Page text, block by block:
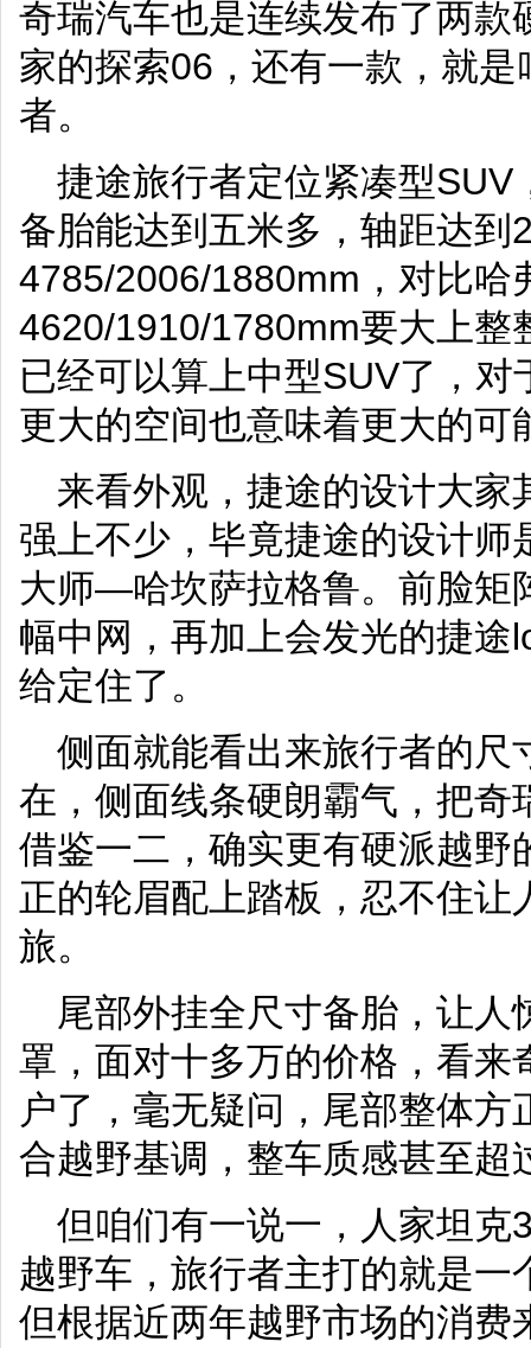
奇瑞汽车也是连续发布了两款
家的探索06，还有一款，就
者。
捷途旅行者定位紧凑型
备胎能达到五米多，轴距达到
4785/2006/1880mm，对比哈
4620/1910/1780mm要大上整
已经可以算上中型SUV了，
更大的空间也意味着更大的可
来看外观，捷途的设计大家
强上不少，毕竟捷途的设计师
大师—哈坎萨拉格鲁。前脸矩
幅中网，再加上会发光的捷途
给定住了。
侧面就能看出来旅行者的尺
在，侧面线条硬朗霸气，把奇
借鉴一二，确实更有硬派越野
正的轮眉配上踏板，忍不住让
旅。
尾部外挂全尺寸备胎，让人
罩，面对十多万的价格，看来
户了，毫无疑问，尾部整体
合越野基调，整车质感甚至超
但咱们有一说一，人家坦克
越野车，旅行者主打的就是一
但根据近两年越野市场的消费